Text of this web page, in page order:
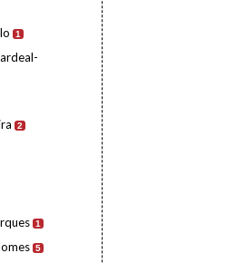
1
2
1
5